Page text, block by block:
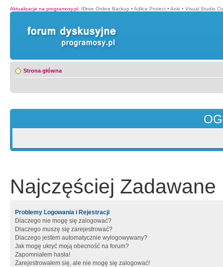
Aktualizacje na programosy.pl: IDrive Online Backup • Adlice Protect • Anki • Visual Studio
Strona główna
Najczęściej Zadawane
Problemy Logowania i Rejestracji
Dlaczego nie mogę się zalogować?
Dlaczego muszę się zarejestrować?
Dlaczego jestem automatycznie wylogowywany?
Jak mogę ukryć moją obecność na forum?
Zapomniałem hasła!
Zarejestrowałem się, ale nie mogę się zalogować!